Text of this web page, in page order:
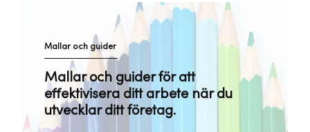
Mallar och guider
Mallar och guider för att
effektivisera ditt arbete när du
utvecklar ditt företag.